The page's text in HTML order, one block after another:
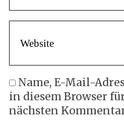
Name, E-Mail-
in diesem Browser
nächsten